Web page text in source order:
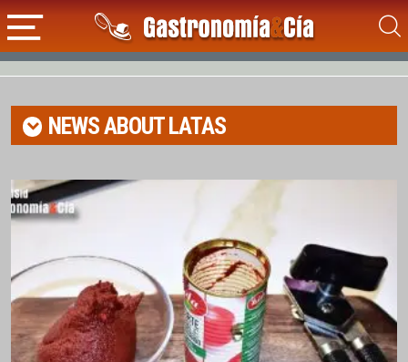
NEWS ABOUTLATAS